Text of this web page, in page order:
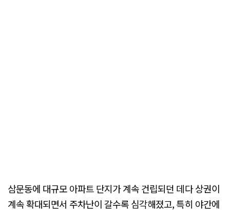
삼문동에 대규모 아파트 단지가 계속 건립되던 데다 상권이
계속 확대되면서 주차난이 갈수록 심각해졌고, 특히 야간에